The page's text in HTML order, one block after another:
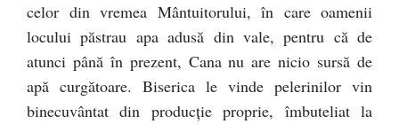
celor din vremea Mântuitorului, în care oamenii
locului păstrau apa adusă din vale, pentru că de
atunci până în prezent, Cana nu are nicio sursă de
apă curgătoare. Biserica le vinde pelerinilor vin
binecuvântat din producţie proprie, îmbuteliat la